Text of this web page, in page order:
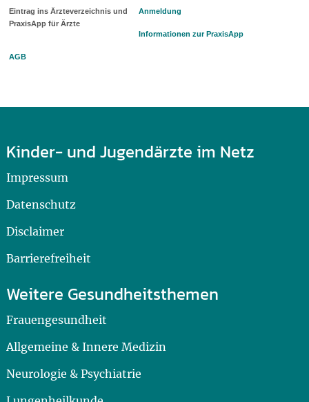
Eintrag ins Ärzteverzeichnis und
PraxisApp für Ärzte
Anmeldung
Informationen zur PraxisApp
AGB
Kinder- und Jugendärzte im Netz
Impressum
Datenschutz
Disclaimer
Barrierefreiheit
Weitere Gesundheitsthemen
Frauengesundheit
Allgemeine & Innere Medizin
Neurologie & Psychiatrie